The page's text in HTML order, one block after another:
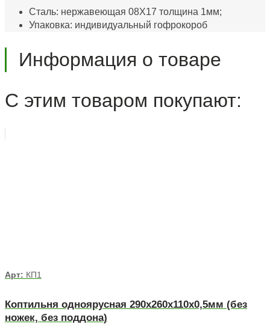
Сталь: нержавеющая 08Х17 толщина 1мм;
Упаковка: индивидуальный гофрокороб
Информация о товаре
С этим товаром покупают:
Арт: КП1
Коптильня одноярусная 290х260х110х0,5мм (без
ножек, без поддона)